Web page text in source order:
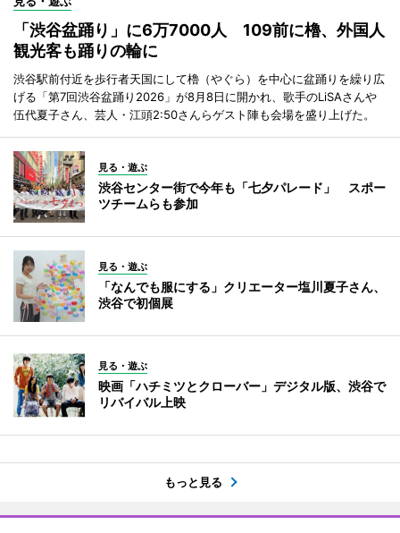
「渋谷盆踊り」に6万7000人 109前に櫓、外国人
観光客も踊りの輪に
渋谷駅前付近を歩行者天国にして櫓（やぐら）を中心に盆踊りを繰り広
げる「第7回渋谷盆踊り2026」が8月8日に開かれ、歌手のLiSAさんや
伍代夏子さん、芸人・江頭2:50さんらゲスト陣も会場を盛り上げた。
見る・遊ぶ
渋谷センター街で今年も「七夕パレード」 スポー
ツチームらも参加
見る・遊ぶ
「なんでも服にする」クリエーター塩川夏子さん、
渋谷で初個展
見る・遊ぶ
映画「ハチミツとクローバー」デジタル版、渋谷で
リバイバル上映
もっと見る